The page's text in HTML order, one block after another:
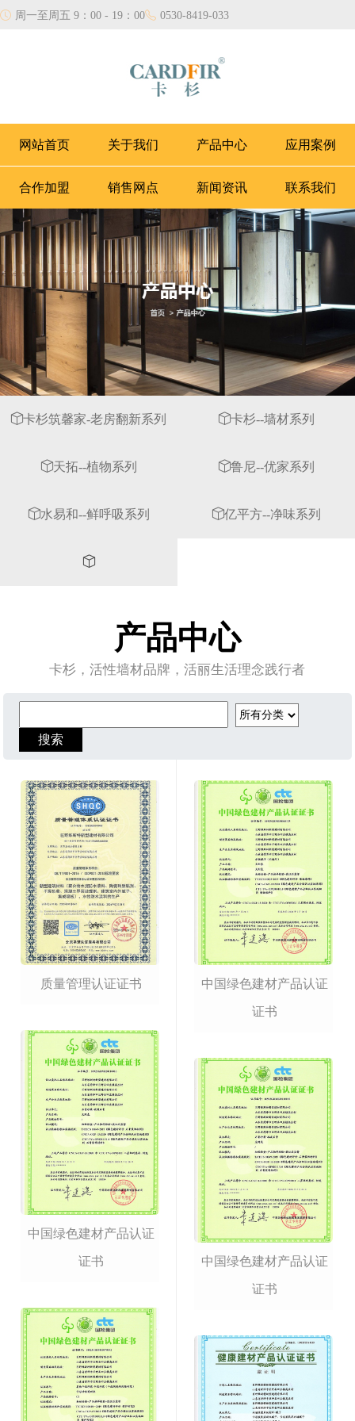
周一至周五 9：00 - 19：00 0530-8419-033
网站首页 关于我们 产品中心 应用案例
合作加盟 销售网点 新闻资讯 联系我们
卡杉筑馨家-老房翻新系列 卡杉--墙材系列
天拓--植物系列 鲁尼--优家系列
水易和--鲜呼吸系列 亿平方--净味系列
产品中心
卡杉，活性墙材品牌，活丽生活理念践行者
质量管理认证证书
中国绿色建材产品认证
证书
中国绿色建材产品认证
证书
中国绿色建材产品认证
证书